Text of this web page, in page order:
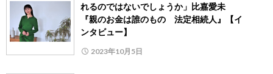
れるのではないでしょうか」比嘉愛未
『親のお金は誰のもの 法定相続人』【イ
ンタビュー】
2023年10月5日